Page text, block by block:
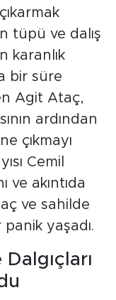
tüpü ve dalış
karanlık
bir süre
Agit Ataç,
ardından
çıkmayı
Cemil
ve akıntıda
ve sahilde
yaşadı.